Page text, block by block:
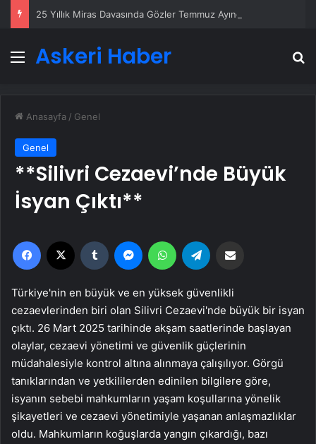
Menü
Askeri Haber
Anasayfa / Genel
Genel
**Silivri Cezaevi’nde Büyük
İsyan Çıktı**
Facebook Tumblr MessengerWhatsApp
Türkiye'nin en büyük ve en yüksek güvenlikli
cezaevlerinden biri olan Silivri Cezaevi'nde büyük bir isyan
çıktı. 26 Mart 2025 tarihinde akşam saatlerinde başlayan
olaylar, cezaevi yönetimi ve güvenlik güçlerinin
müdahalesiyle kontrol altına alınmaya çalışılıyor. Görgü
tanıklarından ve yetkililerden edinilen bilgilere göre,
isyanın sebebi mahkumların yaşam koşullarına yönelik
şikayetleri ve cezaevi yönetimiyle yaşanan anlaşmazlıklar
oldu. Mahkumların koğuşlarda yangın çıkardığı, bazı